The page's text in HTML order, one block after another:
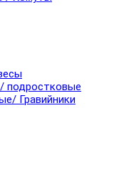
подростковые
Гравийники